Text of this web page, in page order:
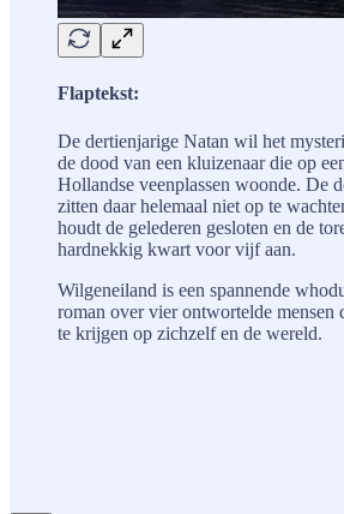
Flaptekst:
De dertienjarige Natan wil het
de dood van een kluizenaar die op
Hollandse veenplassen woonde. De
zitten daar helemaal niet op te
houdt de gelederen gesloten en de
hardnekkig kwart voor vijf aan.
Wilgeneiland is een spannende
roman over vier ontwortelde mensen
te krijgen op zichzelf en de wereld.